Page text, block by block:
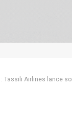
: Tassili Airlines lance